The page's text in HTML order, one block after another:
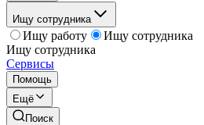
Ищу сотрудника
Ищу работу
Ищу сотрудника
Ищу сотрудника
Сервисы
Помощь
Ещё
Поиск